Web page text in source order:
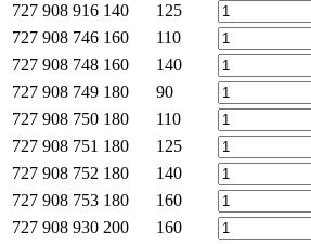
727 908 916 140
125
727 908 746 160
110
727 908 748 160
140
727 908 749 180
90
727 908 750 180
110
727 908 751 180
125
727 908 752 180
140
727 908 753 180
160
727 908 930 200
160